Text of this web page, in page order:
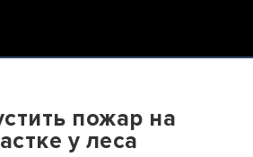
пожар на
у леса